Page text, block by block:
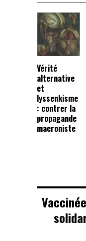
Vérité
alternative
et
lyssenkisme
: contrer la
propagande
macroniste